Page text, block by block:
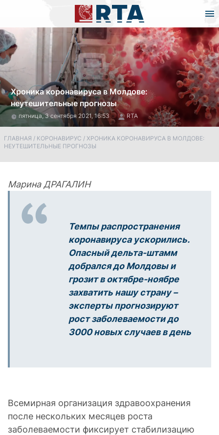
Хроника коронавируса в Молдове:
неутешительные прогнозы
пятница, 3 сентября 2021, 16:53 RTA
ГЛАВНАЯ / КОРОНАВИРУС / ХРОНИКА КОРОНАВИРУСА В МОЛДОВЕ:
НЕУТЕШИТЕЛЬНЫЕ ПРОГНОЗЫ
Марина ДРАГАЛИН
Темпы распространения
коронавируса ускорились.
Опасный дельта-штамм
добрался до Молдовы и
грозит в октябре-ноябре
захватить нашу страну –
эксперты прогнозируют
рост заболеваемости до
3000 новых случаев в день
Всемирная организация здравоохранения
после нескольких месяцев роста
заболеваемости фиксирует стабилизацию